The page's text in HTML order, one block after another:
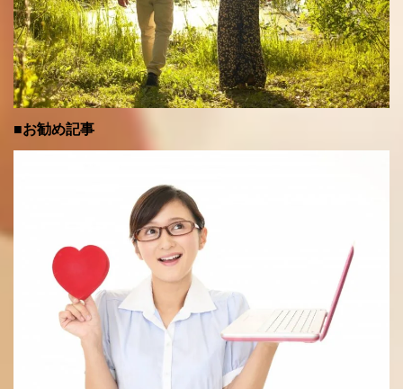
■お勧め記事